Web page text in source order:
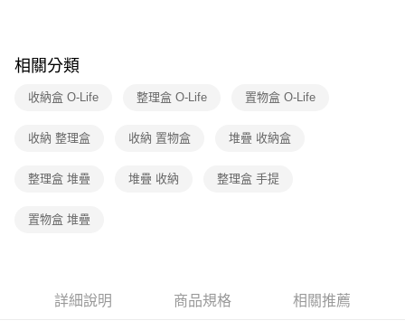
【注意事項】
1.本服務係由「台灣大哥大股份有限公司」（以下簡稱本公司）所提供，讓
用戶於交易時，得透過本服務購買商品或服務，並由商店將買賣／分期付款
買賣價金債權讓與本公司後，依約使用本公司帳單繳交帳款。
資料（包含姓名、電話或地址）提供予台灣大哥大進項蒐集、處理及利用，
3.完整用戶服務條款，請詳閱以下連結：
https://oppay.tw/userRule
相關分類
收納盒 O-Life 整理盒 O-Life 置物盒 O-Life
收納 整理盒 收納 置物盒 堆疊 收納盒
整理盒 堆疊 堆疊 收納 整理盒 手提
置物盒 堆疊
詳細說明 商品規格 相關推薦